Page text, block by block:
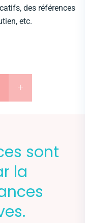
des références
etc.
sont
la